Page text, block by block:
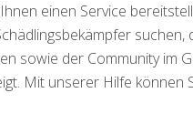
einen Service
sowie der Community im
Mit unserer Hilfe können